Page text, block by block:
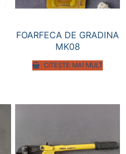
FOARFECA DE GRADINA
MK08
CITEȘTE MAI MULT